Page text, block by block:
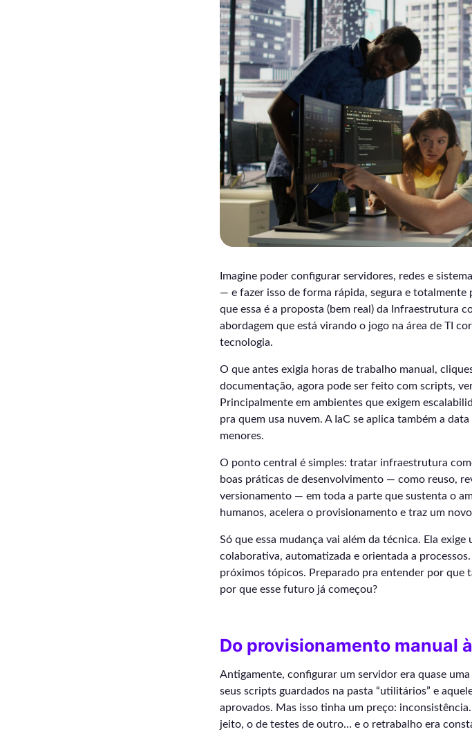
Imagine poder configurar servidores, redes e
— e fazer isso de forma rápida, segura e totalmente
que essa é a proposta (bem real) da Infraestrutura
abordagem que está virando o jogo na área de TI
tecnologia.
O que antes exigia horas de trabalho manual,
documentação, agora pode ser feito com scripts,
Principalmente em ambientes que exigem
pra quem usa nuvem. A IaC se aplica também a
menores.
O ponto central é simples: tratar infraestrutura
boas práticas de desenvolvimento — como reuso,
versionamento — em toda a parte que sustenta o
humanos, acelera o provisionamento e traz um
Só que essa mudança vai além da técnica. Ela
colaborativa, automatizada e orientada a
próximos tópicos. Preparado pra entender por que
por que esse futuro já começou?
Do provisionamento manual
Antigamente, configurar um servidor era quase
seus scripts guardados na pasta “utilitários” e
aprovados. Mas isso tinha um preço:
jeito, o de testes de outro… e o retrabalho era